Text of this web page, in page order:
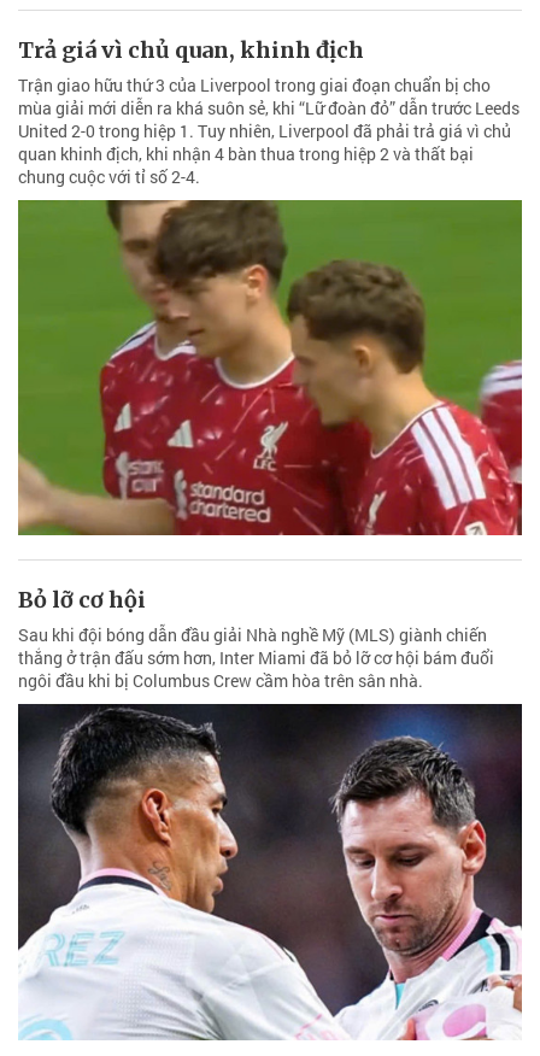
Trả giá vì chủ quan, khinh địch
Trận giao hữu thứ 3 của Liverpool trong giai đoạn chuẩn bị cho
mùa giải mới diễn ra khá suôn sẻ, khi “Lữ đoàn đỏ” dẫn trước Leeds
United 2-0 trong hiệp 1. Tuy nhiên, Liverpool đã phải trả giá vì chủ
quan khinh địch, khi nhận 4 bàn thua trong hiệp 2 và thất bại
chung cuộc với tỉ số 2-4.
Bỏ lỡ cơ hội
Sau khi đội bóng dẫn đầu giải Nhà nghề Mỹ (MLS) giành chiến
thắng ở trận đấu sớm hơn, Inter Miami đã bỏ lỡ cơ hội bám đuổi
ngôi đầu khi bị Columbus Crew cầm hòa trên sân nhà.